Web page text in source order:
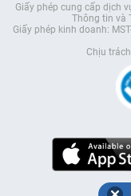
Giấy phép cung cấp dịch
Thông tin và
Giấy phép kinh doanh:
Chịu